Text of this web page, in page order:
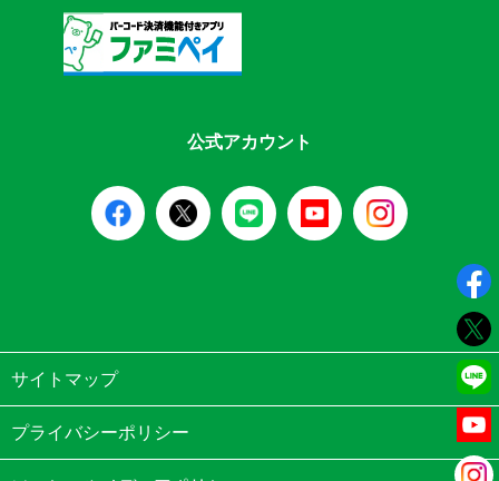
公式アカウント
サイトマップ
プライバシーポリシー